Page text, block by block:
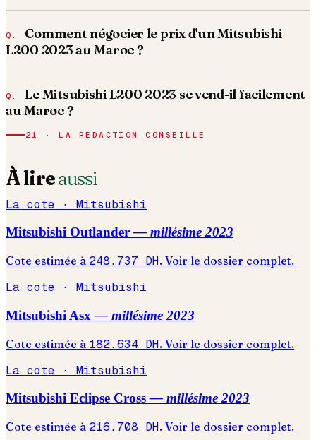
Comment négocier le prix d'un Mitsubishi
L200 2023 au Maroc ?
Le Mitsubishi L200 2023 se vend-il facilement
au Maroc ?
21 · LA RÉDACTION CONSEILLE
À lireaussi
La cote · Mitsubishi
Mitsubishi Outlander — millésime2023
Cote estimée à 248.737 DH. Voir le dossier complet.
La cote · Mitsubishi
Mitsubishi Asx — millésime 2023
Cote estimée à 182.634 DH. Voir le dossier complet.
La cote · Mitsubishi
Mitsubishi Eclipse Cross — millésime2023
Cote estimée à 216.708 DH. Voir le dossier complet.